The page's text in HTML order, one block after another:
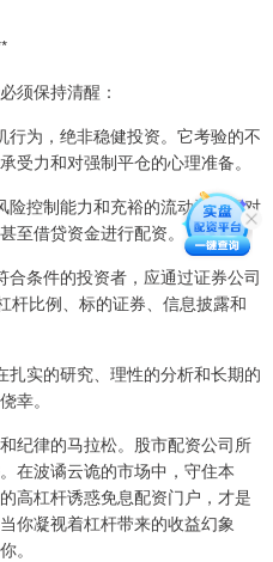
须保持清醒：
行为，绝非稳健投资。它考验的不
受力和对强制平仓的心理准备。
险控制能力和充裕的流动资金应对
至借贷资金进行配资。
条件的投资者，应通过证券公司
杆比例、标的证券、信息披露和
实的研究、理性的分析和长期的
幸。
纪律的马拉松。股市配资公司所
在波谲云诡的市场中，守住本
高杠杆诱惑免息配资门户，才是
你凝视着杠杆带来的收益幻象
。